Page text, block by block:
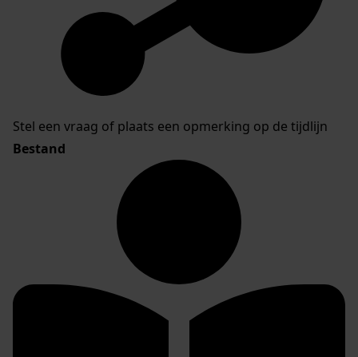
Stel een vraag of plaats een opmerking op de tijdlijn
Bestand